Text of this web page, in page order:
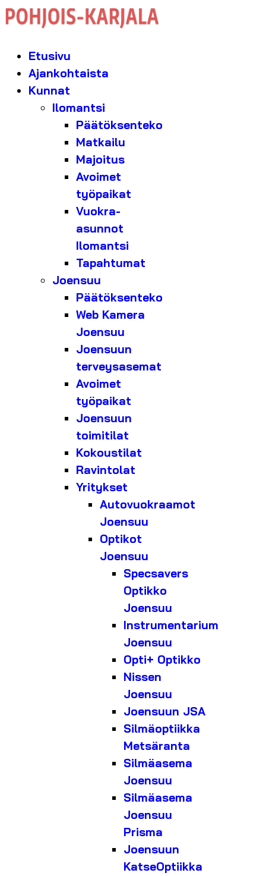
Etusivu
Ajankohtaista
Kunnat
Ilomantsi
Päätöksenteko
Matkailu
Majoitus
Avoimet
työpaikat
Vuokra-
asunnot
Ilomantsi
Tapahtumat
Joensuu
Päätöksenteko
Web Kamera
Joensuu
Joensuun
terveysasemat
Avoimet
työpaikat
Joensuun
toimitilat
Kokoustilat
Ravintolat
Yritykset
Autovuokraamot
Joensuu
Optikot
Joensuu
Specsavers
Optikko
Joensuu
Instrumentarium
Joensuu
Opti+ Optikko
Nissen
Joensuu
Joensuun JSA
Silmäoptiikka
Metsäranta
Silmäasema
Joensuu
Silmäasema
Joensuu
Prisma
Joensuun
KatseOptiikka